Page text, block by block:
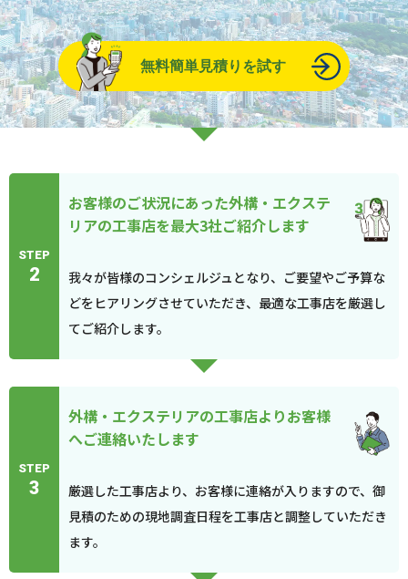
無料簡単見積りを試す
STEP
2
お客様のご状況にあった外構・エクステ
リアの工事店を最大3社ご紹介します
我々が皆様のコンシェルジュとなり、ご要望やご予算な
どをヒアリングさせていただき、最適な工事店を厳選し
てご紹介します。
STEP
3
外構・エクステリアの工事店よりお客様
へご連絡いたします
厳選した工事店より、お客様に連絡が入りますので、御
見積のための現地調査日程を工事店と調整していただき
ます。